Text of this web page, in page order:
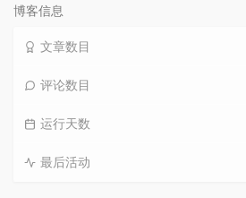
博客信息
文章数目
评论数目
运行天数
最后活动